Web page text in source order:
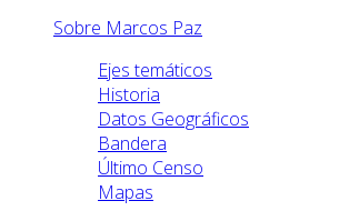
Sobre Marcos Paz
Ejes temáticos
Historia
Datos Geográficos
Bandera
Último Censo
Mapas